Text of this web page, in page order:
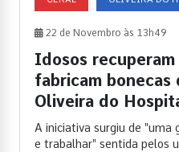
22 de Novembro às 13h49
Idosos
fabricam bonecas
Oliveira do
A iniciativa surgiu de "uma
e trabalhar" sentida pelos